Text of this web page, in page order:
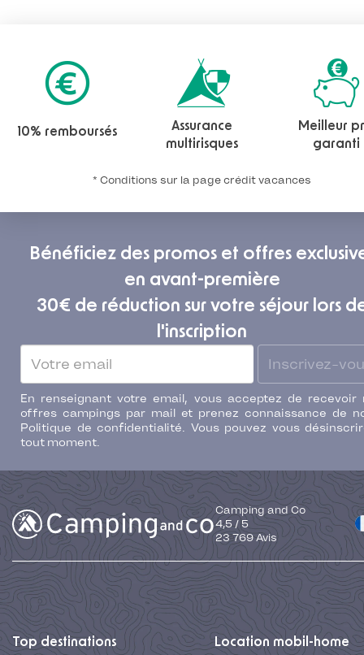
10% remboursés
Assurance
multirisques
Meilleur
garanti
* Conditions sur la page crédit vacances
Bénéficiez des promos et offres
en avant-première
30€ de réduction sur votre séjour lors
l'inscription
Inscrivez-
En renseignant votre email, vous acceptez de recevoir
offres campings par mail et prenez connaissance de
Politique de confidentialité. Vous pouvez vous
tout moment.
Camping and Co
4,5 / 5
23 769Avis
Top destinations Location mobil-home